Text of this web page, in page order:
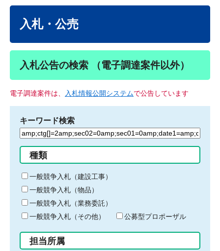
入札・公売
入札公告の検索 （電子調達案件以外）
電子調達案件は、 入札情報公開システムで公告しています
キーワード検索
検
る
キ
ー
ワ
ー
ド
入
力
種類
一般競争入札（建設工事）
一般競争入札（物品）
一般競争入札（業務委託）
一般競争入札（その他）
公募型プロポーザル
担当所属